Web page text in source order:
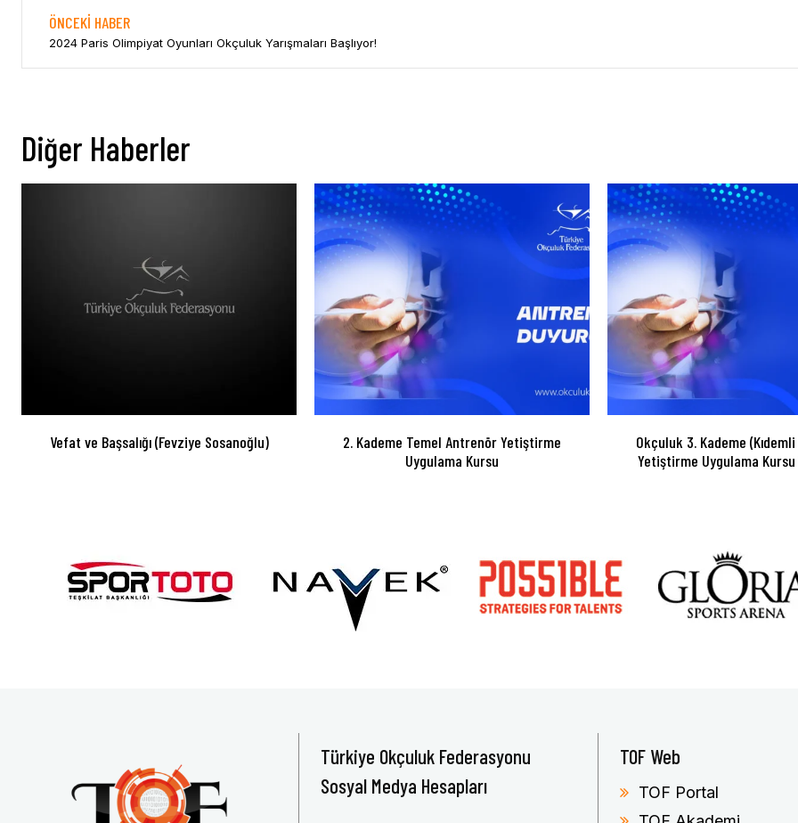
ÖNCEKI HABER
2024 Paris Olimpiyat Oyunları Okçuluk Yarışmaları Başlıyor!
Diğer Haberler
Vefat ve Başsalığı (Fevziye Sosanoğlu)
2. Kademe Temel Antrenör Yetiştirme
Uygulama Kursu
Okçuluk 3. Kademe
Yetiştirme Uygulama
Türkiye Okçuluk Federasyonu
Sosyal Medya Hesapları
TOF Web
TOF Portal